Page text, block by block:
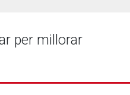
per millorar